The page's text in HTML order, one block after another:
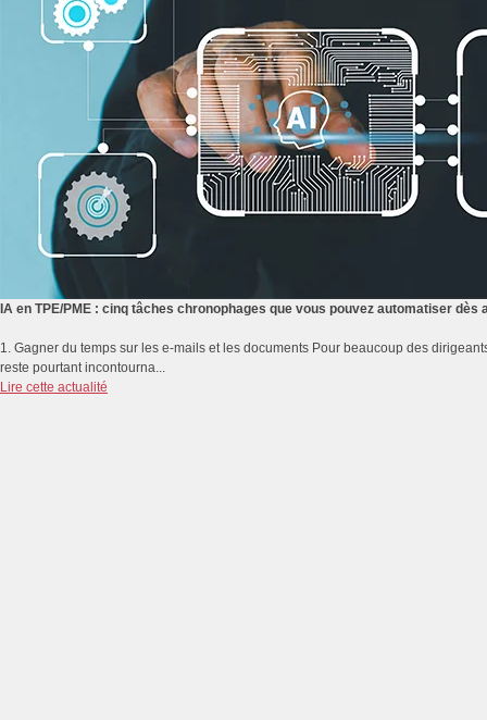
IA en TPE/PME : cinq tâches chronophages que vous pouvez automatiser dès
1. Gagner du temps sur les e-mails et les documents Pour beaucoup des
reste pourtant incontourna...
Lire cette actualité